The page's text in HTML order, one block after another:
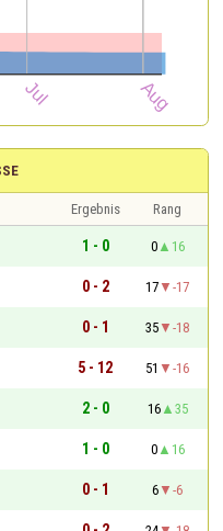
Ergebnis
Rang
1 - 0 0
16
0 - 2 17
-17
0 - 1 35
-18
5 - 12 51
-16
2 - 0 16
35
1 - 0 0
16
0 - 1 6
-6